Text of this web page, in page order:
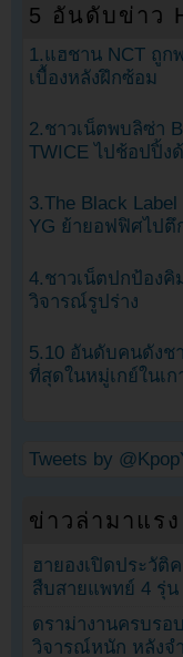
5 อันดับข่าว
1.แฮชาน NCT ถูก
เบื้องหลังฝึกซ้อม
2.ชาวเน็ตพบลิซ่า
TWICE ไปช้อปปิ้ง
3.The Black
YG ย้ายอฟฟิศไปตึ
4.ชาวเน็ตปกป้องคิ
วิจารณ์รูปร่าง
5.10 อันดับคนดังช
ที่สุดในหมู่เกย์ในเ
Tweets by
ข่าวล่ามาแรง
ฮายองเปิดประวัติ
สืบสายแพทย์ 4 รุ่น
ดราม่างานครบรอ
วิจารณ์หนัก หลังจ